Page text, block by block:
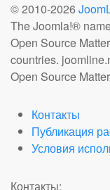
© 2010-2026
The Joomla!®
Open Source
countries.
Open Source
Контакты
Публикация
Условия
Контакты: